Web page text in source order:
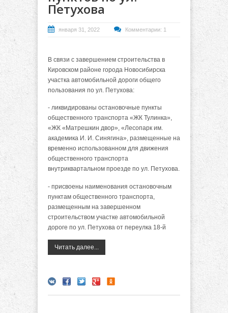
Петухова
января 31, 2022 Комментарии: 1
В связи с завершением строительства в
Кировском районе города Новосибирска
участка автомобильной дороги общего
пользования по ул. Петухова:
- ликвидированы остановочные пункты
общественного транспорта «ЖК Тулинка»,
«ЖК «Матрешкин двор», «Лесопарк им.
академика И. И. Синягина», размещенные на
временно использованном для движения
общественного транспорта
внутриквартальном проезде по ул. Петухова.
- присвоены наименования остановочным
пунктам общественного транспорта,
размещенным на завершенном
строительством участке автомобильной
дороге по ул. Петухова от переулка 18-й
Читать далее...